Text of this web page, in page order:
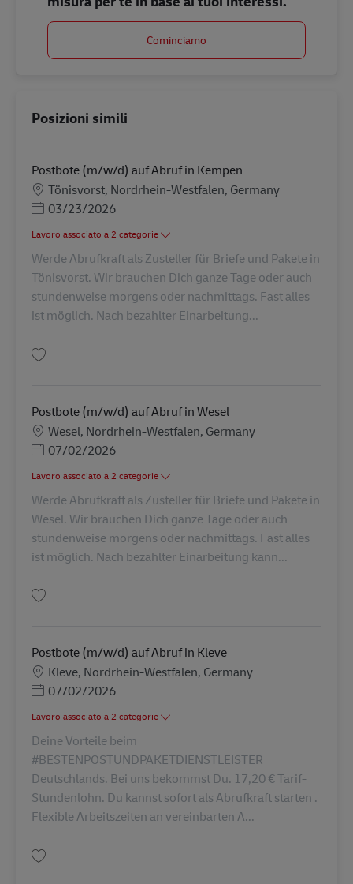
Cominciamo
Posizioni simili
Postbote (m/w/d) auf Abruf in Kempen
SedeTönisvorst, Nordrhein-Westfalen, Germany
Posted Date
03/23/2026
Lavoro associato a 2 categorie
Werde Abrufkraft als Zusteller für Briefe und Pakete in
Tönisvorst. Wir brauchen Dich ganze Tage oder auch
stundenweise morgens oder nachmittags. Fast alles
ist möglich. Nach bezahlter Einarbeitung...
Postbote (m/w/d) auf Abruf in Wesel
SedeWesel, Nordrhein-Westfalen, Germany
Posted Date
07/02/2026
Lavoro associato a 2 categorie
Werde Abrufkraft als Zusteller für Briefe und Pakete in
Wesel. Wir brauchen Dich ganze Tage oder auch
stundenweise morgens oder nachmittags. Fast alles
ist möglich. Nach bezahlter Einarbeitung kann...
Postbote (m/w/d) auf Abruf in Kleve
SedeKleve, Nordrhein-Westfalen, Germany
Posted Date
07/02/2026
Lavoro associato a 2 categorie
Deine Vorteile beim
#BESTENPOSTUNDPAKETDIENSTLEISTER
Deutschlands. Bei uns bekommst Du. 17,20 € Tarif-
Stundenlohn. Du kannst sofort als Abrufkraft starten .
Flexible Arbeitszeiten an vereinbarten A...